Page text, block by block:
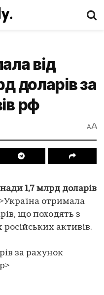
від
доларів за
рф
AA
1,7 млрд доларів
отримала
що походять з
активів.
за рахунок